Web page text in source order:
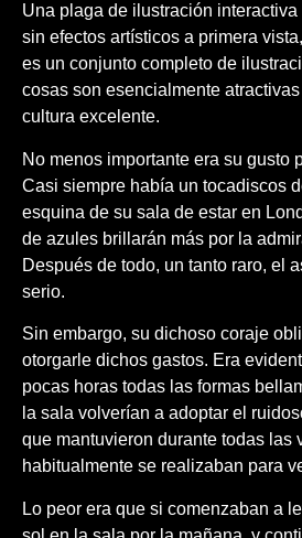
Una plaga de ilustración
sin efectos artísticos a primera
es un conjunto completo de
cosas son esencialmente
cultura excelente.
No menos importante era su gusto
Casi siempre había un tocadiscos
esquina de su sala de estar en
de azules brillarán más por la
Después de todo, un tanto raro, el
serio.
Sin embargo, su dichoso coraje
otorgarle dichos gastos. Era
pocas horas todas las formas
la sala volverían a adoptar el
que mantuvieron durante todas las
habitualmente se realizaban para
Lo peor era que si comenzaban a